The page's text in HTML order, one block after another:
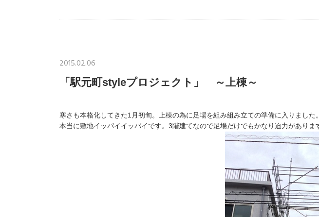
2015.02.06
「駅元町styleプロジェクト」 ～上棟～
寒さも本格化してきた1月初旬。上棟の為に足場を組み組み立ての準備に入りまし
本当に敷地イッパイイッパイです。3階建てなので足場だけでもかなり迫力がありま